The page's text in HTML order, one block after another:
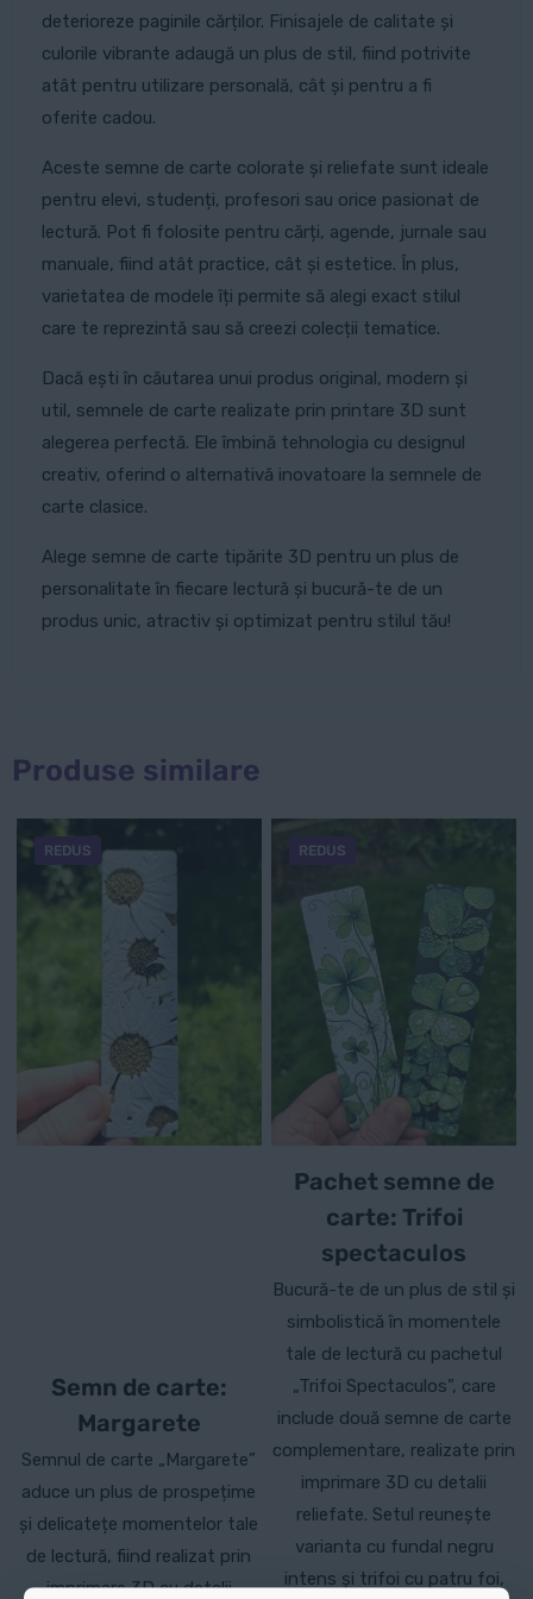
deterioreze paginile cărților. Finisajele de calitate și
culorile vibrante adaugă un plus de stil, fiind potrivite
atât pentru utilizare personală, cât și pentru a fi
oferite cadou.
Aceste semne de carte colorate și reliefate sunt ideale
pentru elevi, studenți, profesori sau orice pasionat de
lectură. Pot fi folosite pentru cărți, agende, jurnale sau
manuale, fiind atât practice, cât și estetice. În plus,
varietatea de modele îți permite să alegi exact stilul
care te reprezintă sau să creezi colecții tematice.
Dacă ești în căutarea unui produs original, modern și
util, semnele de carte realizate prin printare 3D sunt
alegerea perfectă. Ele îmbină tehnologia cu designul
creativ, oferind o alternativă inovatoare la semnele de
carte clasice.
Alege semne de carte tipărite 3D pentru un plus de
personalitate în fiecare lectură și bucură-te de un
produs unic, atractiv și optimizat pentru stilul tău!
Produse similare
REDUS
Semn de carte:
Margarete
Semnul de carte „Margarete”
aduce un plus de prospețime
și delicatețe momentelor tale
de lectură, fiind realizat prin
imprimare 3D cu detalii
REDUS
Pachet semne de
carte: Trifoi
spectaculos
Bucură-te de un plus de stil și
simbolistică în momentele
tale de lectură cu pachetul
„Trifoi Spectaculos”, care
include două semne de carte
complementare, realizate prin
imprimare 3D cu detalii
reliefate. Setul reunește
varianta cu fundal negru
intens și trifoi cu patru foi,